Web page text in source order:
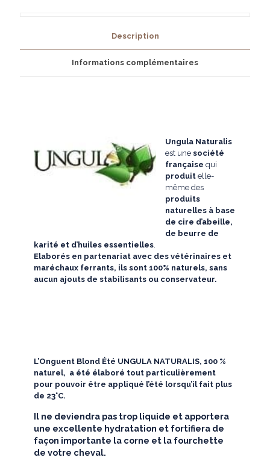
Description
Informations complémentaires
Ungula Naturalis
est unesociété
française qui
produit elle-
même des
produits
naturelles à base
de cire d’abeille,
de beurre de
karité et d’huiles essentielles.
Elaborés en partenariat avec des vétérinaires et
maréchaux ferrants, ils sont 100% naturels, sans
aucun ajouts de stabilisants ou conservateur.
L’Onguent Blond Été UNGULA NATURALIS, 100 %
naturel, a été élaboré tout particulièrement
pour pouvoir être appliqué l’été lorsqu’il fait plus
de 23°C.
Il ne deviendra pas trop liquide et apportera
une excellente hydratation et fortifiera de
façon importante la corne et la fourchette
de votre cheval.